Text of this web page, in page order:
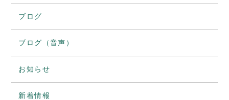
ブログ
ブログ（音声）
お知らせ
新着情報